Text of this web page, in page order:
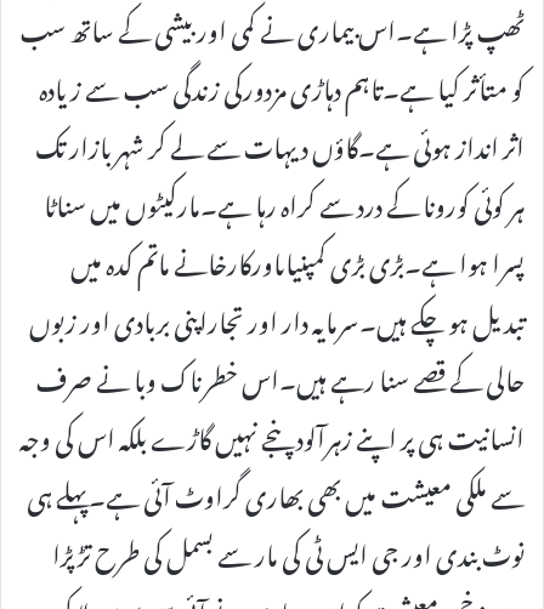
ٹھپ پڑا ہے۔اس بیماری نے کمی اور بیشی کے ساتھ سب
کو متأثر کیا ہے۔تاہم دہاڑی مزدورکی زندگی سب سے زیادہ
اثر انداز ہوئی ہے۔گاؤں دیہات سے لے کر شہر بازار تک
ہر کوئی کورونا کے درد سے کراہ رہا ہے۔مارکیٹوں میں سناٹا
پسرا ہوا ہے۔بڑی بڑی کمپنیاںاورکارخانے ماتم کدہ میں
تبدیل ہو چکے ہیں۔سرمایہ دار اور تجاراپنی بربادی اور زبوں
حالی کے قصے سنا رہے ہیں۔اس خطرناک وبا نے صرف
انسانیت ہی پر اپنے زہرآلود پنجے نہیں گاڑے بلکہ اس کی وجہ
سے ملکی معیشت میں بھی بھاری گراوٹ آئی ہے۔پہلے ہی
نوٹ بندی اور جی ایس ٹی کی مار سے بسمل کی طرح تڑپڑا